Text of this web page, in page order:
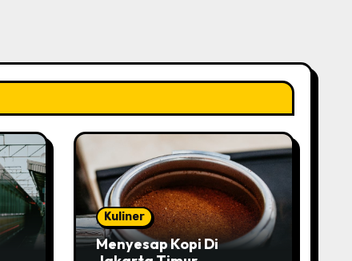
Kuliner
Menyesap Kopi Di